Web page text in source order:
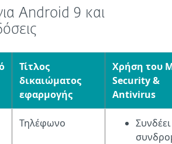
Android 9 και
Τίτλος
δικαιώματος
εφαρμογής
Χρήση του
Security &
Antivirus
Τηλέφωνο